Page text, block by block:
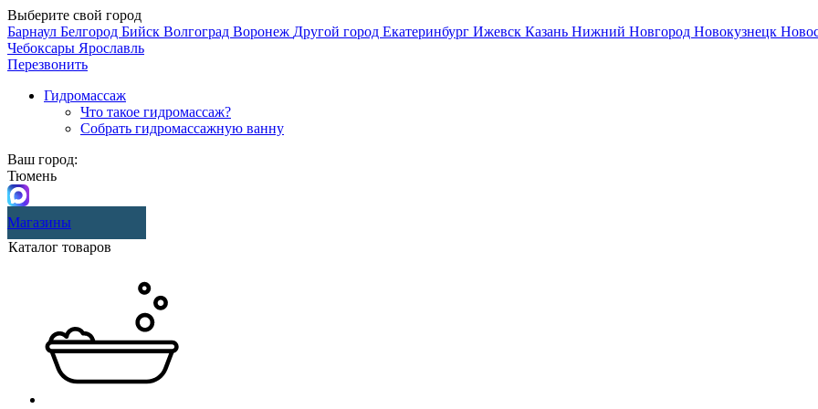
Выберите свой город
Барнаул Белгород Бийск Волгоград Воронеж Другой город Екатеринбург Ижевск Казань Нижний Новгород Новокузнецк
Чебоксары Ярославль
Перезвонить
Гидромассаж
Что такое гидромассаж?
Собрать гидромассажную ванну
Ваш город:
Тюмень
Магазины
Каталог товаров